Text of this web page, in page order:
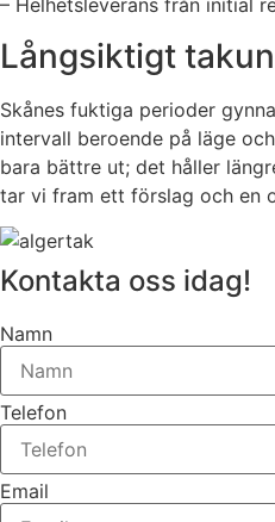
– Helhetsleverans från initial
Långsiktigt
Skånes fuktiga perioder
intervall beroende på läge
bara bättre ut; det håller
tar vi fram ett förslag och en
Kontakta oss idag!
Namn
Telefon
Email